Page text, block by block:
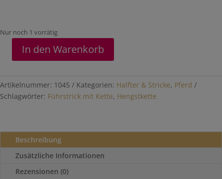
Nur noch 1 vorrätig
HengstketteIn den Warenkorb
Artikelnummer: 1045 Kategorien: Halfter & Stricke, Pferd
Schlagwörter: Führstrick mit Kette, Hengstkette
Beschreibung
Zusätzliche Informationen
Rezensionen (0)